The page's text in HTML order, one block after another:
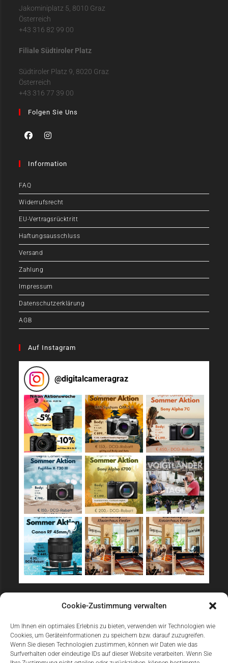
Cookie-Zustimmung verwalten
Um Ihnen ein optimales Erlebnis zu bieten, verwenden wir Technologien wie
Cookies, um Geräteinformationen zu speichern bzw. darauf zuzugreifen.
Wenn Sie diesen Technologien zustimmen, können wir Daten wie das
Surfverhalten oder eindeutige IDs auf dieser Website verarbeiten. Wenn Sie
Jakominiplatz 5, 8010 Graz
Österreich
+43 316 82 99 00
Filiale Südtiroler Platz
Südtiroler Platz 9, 8020 Graz
Österreich
+43 316 77 39 00
Folgen Sie Uns
Information
FAQ
Widerrufsrecht
EU-Vertragsrücktritt
Haftungsausschluss
Versand
Zahlung
Impressum
Datenschutzerklärung
AGB
Auf Instagram
@digitalcameragraz
Sicher Einkaufen